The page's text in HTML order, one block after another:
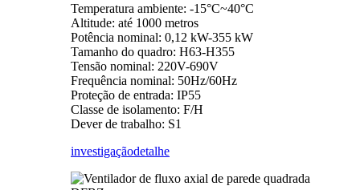
Temperatura ambiente: -15°C~40°C
Altitude: até 1000 metros
Potência nominal: 0,12 kW-355 kW
Tamanho do quadro: H63-H355
Tensão nominal: 220V-690V
Frequência nominal: 50Hz/60Hz
Proteção de entrada: IP55
Classe de isolamento: F/H
Dever de trabalho: S1
investigaçãodetalhe